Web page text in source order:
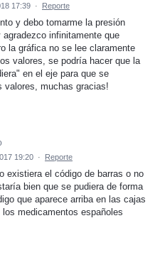
17:39 · Reporte
y debo tomarme la presión
infinitamente que
la gráfica no se lee claramente
valores, se podría hacer que la
en el eje para que se
valores, muchas gracias!
19:20 · Reporte
existiera el código de barras o no
bien que se pudiera de forma
que aparece arriba en las cajas
medicamentos españoles